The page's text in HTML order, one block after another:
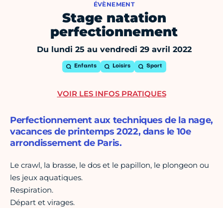
ÉVÈNEMENT
Stage natation
perfectionnement
Du lundi 25 au vendredi 29 avril 2022
Enfants Loisirs Sport
Perfectionnement aux techniques de la nage,
vacances de printemps 2022, dans le 10e
arrondissement de Paris.
Le crawl, la brasse, le dos et le papillon, le plongeon ou
les jeux aquatiques.
Respiration.
Départ et virages.
VOIR LES INFOS PRATIQUES